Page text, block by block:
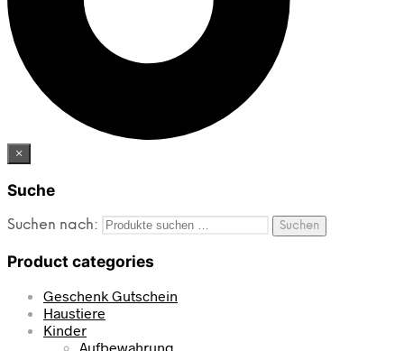
×
Suche
Suchen nach: Suchen
Product categories
Geschenk Gutschein
Haustiere
Kinder
Aufbewahrung